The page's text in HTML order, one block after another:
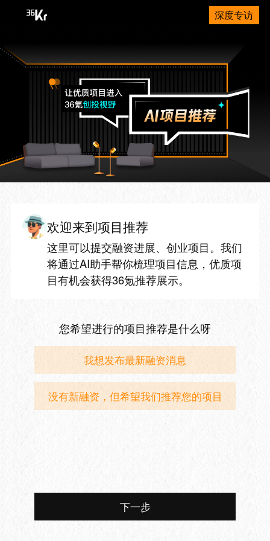
深度专访
欢迎来到项目推荐
这里可以提交融资进展、创业项目。我们
将通过AI助手帮你梳理项目信息，优质项
目有机会获得36氪推荐展示。
您希望进行的项目推荐是什么呀
我想发布最新融资消息
没有新融资，但希望我们推荐您的项目
下一步